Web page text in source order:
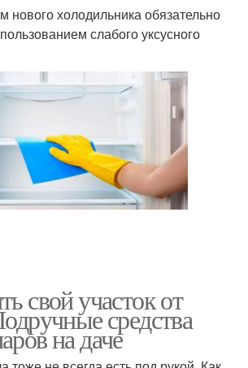
нового холодильника обязательно
слабого уксусного
свой участок от
средства
на даче